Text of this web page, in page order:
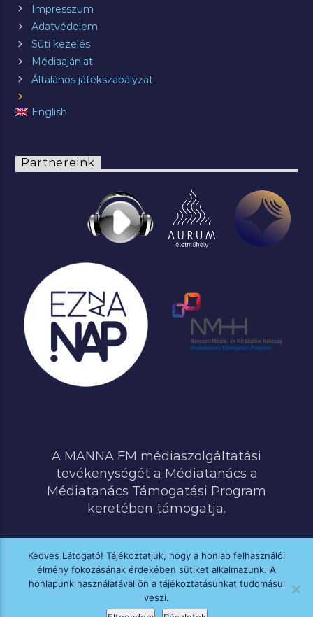
Impresszum
Adatvédelem
Süti kezelés
Médiaajánlat
Általános játékszabályzat
English
Partnereink
A MANNA FM médiaszolgáltatási
tevékenységét a Médiatanács a
Médiatanács Támogatási Program
keretében támogatja.
MINDEN JOG FENNTARTVA © 2020 MANNA FM
Kedves Látogató! Tájékoztatjuk, hogy a honlap felhasználói
élmény fokozásának érdekében sütiket alkalmazunk. A
honlapunk használatával ön a tájékoztatásunkat tudomásul
veszi.